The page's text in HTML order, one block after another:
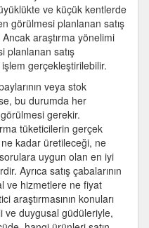
ve küçük kentlerde
görülmesi planlanan satış
Ancak araştırma yönelimi
planlanan satış
işlem gerçekleştirilebilir.
veya stok
bu durumda her
görülmesi gerekir.
tüketicilerin gerçek
kadar üretileceği, ne
uygun olan en iyi
Ayrıca satış çabalarının
ve hizmetlere ne fiyat
araştırmasının konuları
ve duygusal güdüleriyle,